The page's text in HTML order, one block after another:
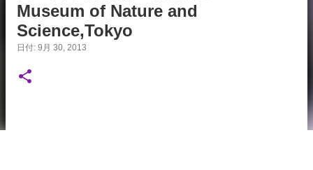
Museum of Nature and
Science,Tokyo
日付: 9月 30, 2013